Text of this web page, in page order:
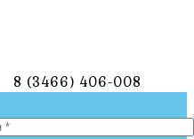
8 (3466) 406-008